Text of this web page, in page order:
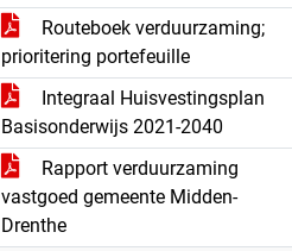
Routeboek verduurzaming;
prioritering portefeuille
Integraal Huisvestingsplan
Basisonderwijs 2021-2040
Rapport verduurzaming
vastgoed gemeente Midden-
Drenthe